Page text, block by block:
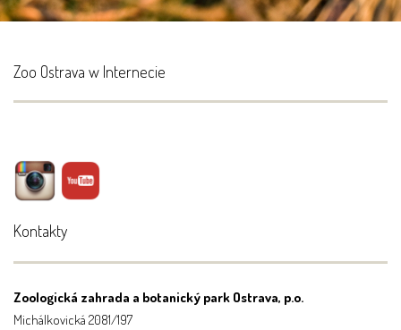
Zoo Ostrava w Internecie
Kontakty
Zoologická zahrada a botanický park Ostrava, p.o.
Michálkovická 2081/197